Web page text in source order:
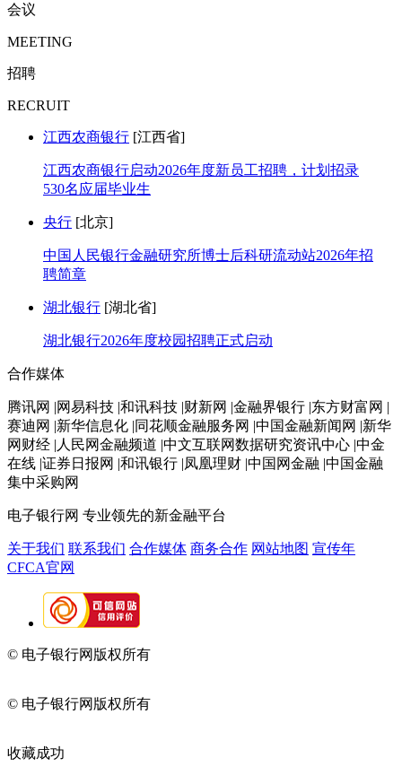
会议
MEETING
招聘
RECRUIT
江西农商银行 [江西省]
江西农商银行启动2026年度新员工招聘，计划招录
530名应届毕业生
央行 [北京]
中国人民银行金融研究所博士后科研流动站2026年招
聘简章
湖北银行 [湖北省]
湖北银行2026年度校园招聘正式启动
合作媒体
腾讯网 |网易科技 |和讯科技 |财新网 |金融界银行 |东方财富网 |
赛迪网 |新华信息化 |同花顺金融服务网 |中国金融新闻网 |新华
网财经 |人民网金融频道 |中文互联网数据研究资讯中心 |中金
在线 |证券日报网 |和讯银行 |凤凰理财 |中国网金融 |中国金融
集中采购网
电子银行网 专业领先的新金融平台
关于我们 联系我们 合作媒体 商务合作 网站地图 宣传年
CFCA官网
© 电子银行网版权所有
© 电子银行网版权所有
收藏成功